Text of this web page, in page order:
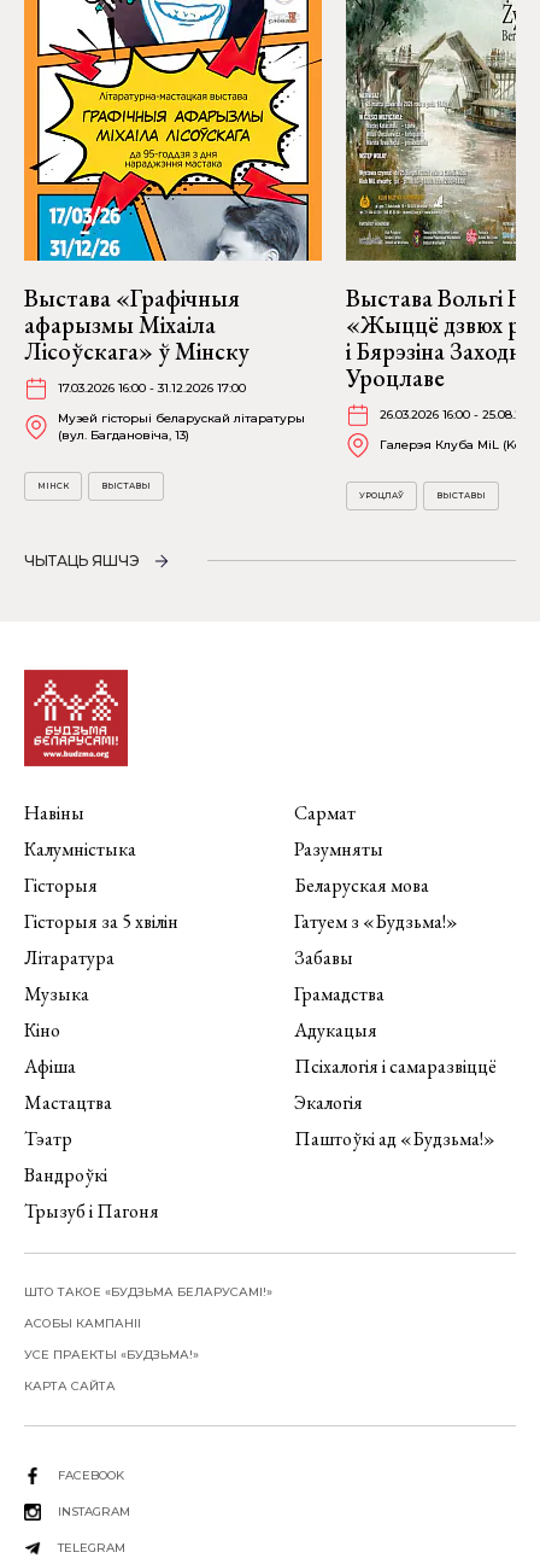
Выстава «Графічныя
афарызмы Міхаіла
Лісоўскага» ў Мінску
17.03.2026 16:00 - 31.12.2026 17:00
Музей гісторыі беларускай літаратуры
(вул. Багдановіча, 13)
МІНСК ВЫСТАВЫ
Выстава Вольгі
«Жыццё дзвюх
і Бярэзіна
Уроцлаве
26.03.2026 16:00 -
Галерэя Клуба MiL
УРОЦЛАЎ ВЫСТАВЫ
ЧЫТАЦЬ ЯШЧЭ
Навіны
Калумністыка
Гісторыя
Гісторыя за 5 хвілін
Літаратура
Музыка
Кіно
Афіша
Мастацтва
Тэатр
Вандроўкі
Трызуб і Пагоня
Сармат
Разумняты
Беларуская мова
Гатуем з «Будзьма!»
Забавы
Грамадства
Адукацыя
Псіхалогія і самаразвіццё
Экалогія
Паштоўкі ад «Будзьма!»
ШТО ТАКОЕ «БУДЗЬМА БЕЛАРУСАМІ!»
АСОБЫ КАМПАНІІ
УСЕ ПРАЕКТЫ «БУДЗЬМА!»
КАРТА САЙТА
FACEBOOK
INSTAGRAM
TELEGRAM